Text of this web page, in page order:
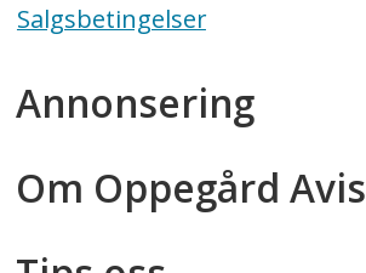
Salgsbetingelser
Annonsering
Om Oppegård Avis